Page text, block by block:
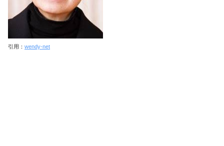
引用： wendy-net